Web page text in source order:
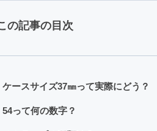
の記事の目次
ケースサイズ37㎜って実際にどう？
54って何の数字？